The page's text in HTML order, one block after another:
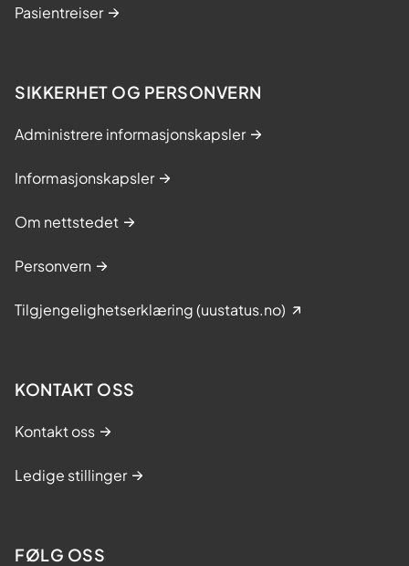
Pasientreiser
SIKKERHET OG PERSONVERN
Administrere informasjonskapsler
Informasjonskapsler
Om nettstedet
Personvern
Tilgjengelighetserklæring (uustatus.no)
KONTAKT OSS
Kontakt oss
Ledige stillinger
FØLG OSS